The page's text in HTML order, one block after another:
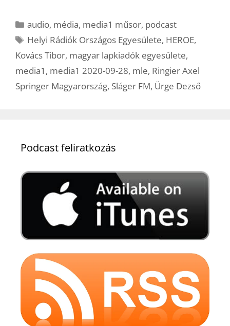
Kategória
audio, média, media1 műsor, podcast
Címkék
Helyi Rádiók Országos Egyesülete, HEROE,
Kovács Tibor, magyar lapkiadók egyesülete,
media1 , media1 2020-09-28, mle, Ringier Axel
Springer Magyarország, Sláger FM, Ürge Dezső
Podcast feliratkozás